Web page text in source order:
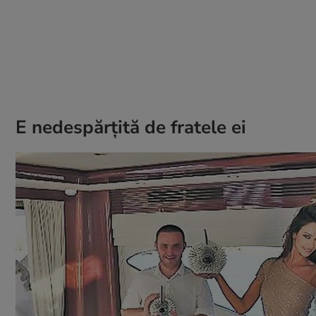
E nedespărţită de fratele ei